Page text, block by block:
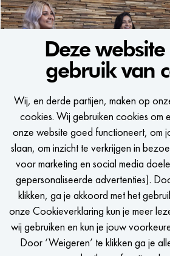
Deze
gebruik van
Wij, en derde partijen, maken op
cookies. Wij gebruiken cookies om
onze website goed functioneert, om
slaan, om inzicht te verkrijgen in
voor marketing en social media
gepersonaliseerde advertenties).
klikken, ga je akkoord met het
onze Cookieverklaring kun je meer
wij gebruiken en kun je jouw
Door ‘Weigeren’ te klikken ga je
Voornaam
Achternaam
E-mailadres
Telefoonnummer (optioneel)
LinkedIn URL
Upload je CV
WE WOULD LIKE
IN TOUCH
Een seintje krijgen als er een
STEL JOB ALERT IN